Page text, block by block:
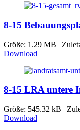
8-15
Größe: 1.29 MB |
Download
8-15 LRA untere
Größe: 545.32 kB |
Download